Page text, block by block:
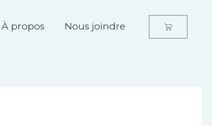
À propos Nous joindre Panier